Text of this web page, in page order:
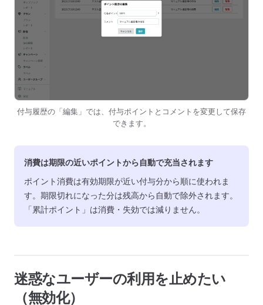
付与履歴の「編集」では、付与ポイントとコメントを変更して保存
できます。
消費は期限の近いポイントから自動で充当されます
ポイント消費は有効期限が近い付与分から順に使われま
す。期限切れになった分は残高から自動で除外されます。
「累計ポイント」は消費・失効では減りません。
迷惑なユーザーの利用を止めたい
（無効化）